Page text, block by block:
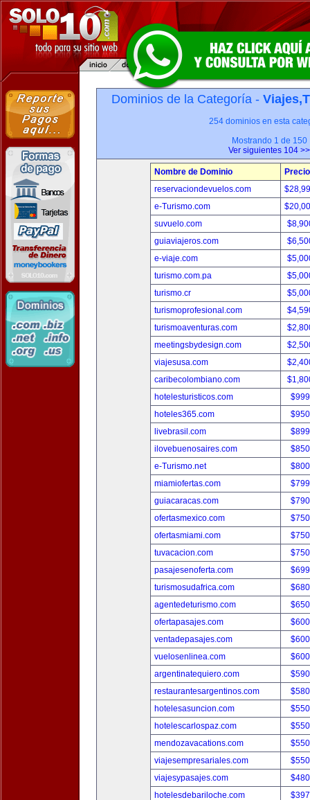
Dominios de la Categoría -
254 dominios en esta
Mostrando 1 de 150
Ver siguientes 104 >>
Nombre de Dominio
Precio
reservaciondevuelos.com
e-Turismo.com
suvuelo.com
guiaviajeros.com
e-viaje.com
turismo.com.pa
turismo.cr
turismoprofesional.com
turismoaventuras.com
meetingsbydesign.com
viajesusa.com
caribecolombiano.com
hotelesturisticos.com
hoteles365.com
livebrasil.com
ilovebuenosaires.com
e-Turismo.net
miamiofertas.com
guiacaracas.com
ofertasmexico.com
ofertasmiami.com
tuvacacion.com
pasajesenoferta.com
turismosudafrica.com
agentedeturismo.com
ofertapasajes.com
ventadepasajes.com
vuelosenlinea.com
argentinatequiero.com
restaurantesargentinos.com
hotelesasuncion.com
hotelescarlospaz.com
mendozavacations.com
viajesempresariales.com
viajesypasajes.com
hotelesdebariloche.com